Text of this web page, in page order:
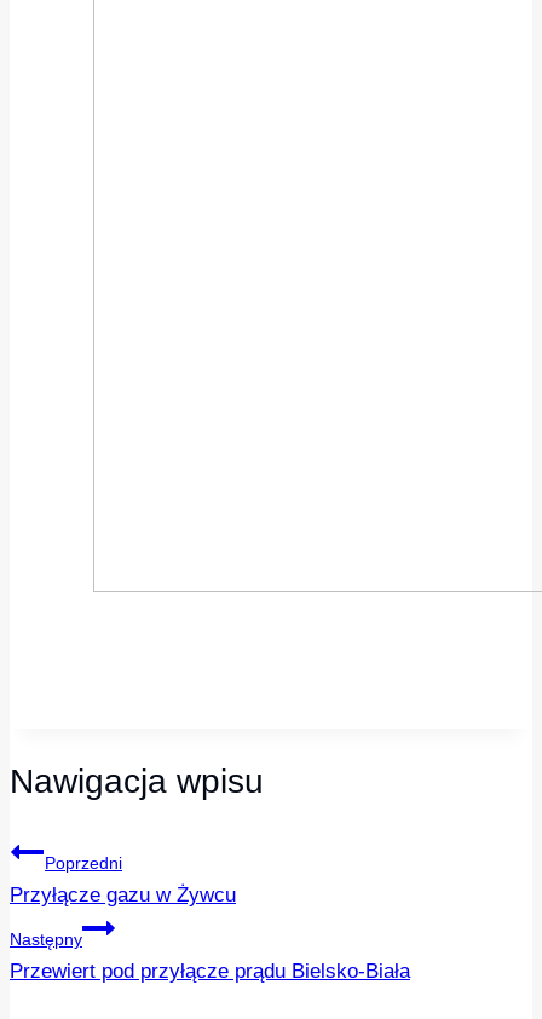
Nawigacja wpisu
Poprzedni
Przyłącze gazu w Żywcu
Następny
Przewiert pod przyłącze prądu Bielsko-Biała